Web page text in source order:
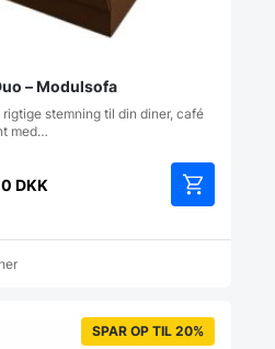
– Modulsofa
stemning til din diner, café
med…
DKK
vare
kan
SPAR OP TIL 20%